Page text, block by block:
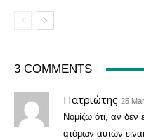
3 COMMENTS
Πατριώτης 25
Νομίζω ότι, αν δεν
ατόμων αυτών